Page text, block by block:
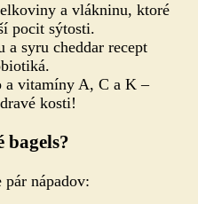
a vlákninu, ktoré
pocit sýtosti.
syru cheddar recept
a vitamíny A, C a K –
kosti!
bagels?
nápadov: